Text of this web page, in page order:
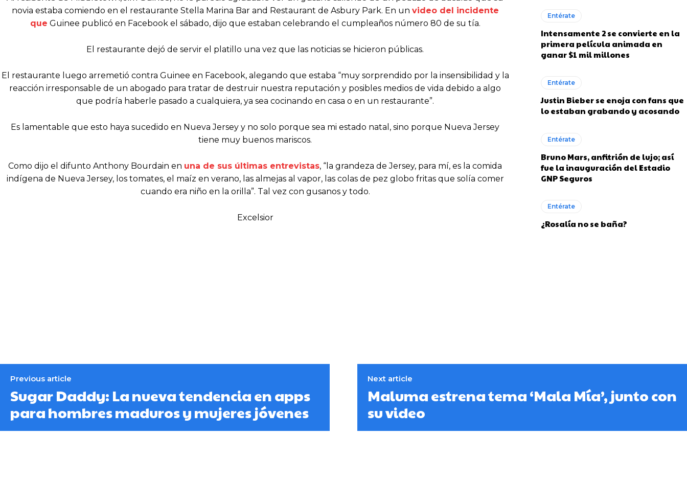
novia estaba comiendo en el restaurante Stella Marina Bar and Restaurant de Asbury Park. En un video del incidente
que Guinee publicó en Facebook el sábado, dijo que estaban celebrando el cumpleaños número 80 de su tía.
El restaurante dejó de servir el platillo una vez que las noticias se hicieron públicas.
El restaurante luego arremetió contra Guinee en Facebook, alegando que estaba “muy sorprendido por la insensibilidad y la
reacción irresponsable de un abogado para tratar de destruir nuestra reputación y posibles medios de vida debido a algo
que podría haberle pasado a cualquiera, ya sea cocinando en casa o en un restaurante”.
Es lamentable que esto haya sucedido en Nueva Jersey y no solo porque sea mi estado natal, sino porque Nueva Jersey
tiene muy buenos mariscos.
Como dijo el difunto Anthony Bourdain en una de sus últimas entrevistas, “la grandeza de Jersey, para mí, es la comida
indígena de Nueva Jersey, los tomates, el maíz en verano, las almejas al vapor, las colas de pez globo fritas que solía comer
cuando era niño en la orilla”. Tal vez con gusanos y todo.
Excelsior
Entérate
Intensamente 2 se convierte en la
primera película animada en
ganar $1 mil millones
Entérate
Justin Bieber se enoja con fans que
lo estaban grabando y acosando
Entérate
Bruno Mars, anfitrión de lujo; así
fue la inauguración del Estadio
GNP Seguros
Entérate
¿Rosalía no se baña?
Previous article
Sugar Daddy: La nueva tendencia en apps
para hombres maduros y mujeres jóvenes
Next article
Maluma estrena tema ‘Mala Mía’, junto con
su video